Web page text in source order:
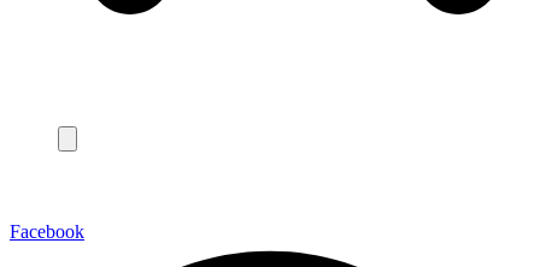
Facebook